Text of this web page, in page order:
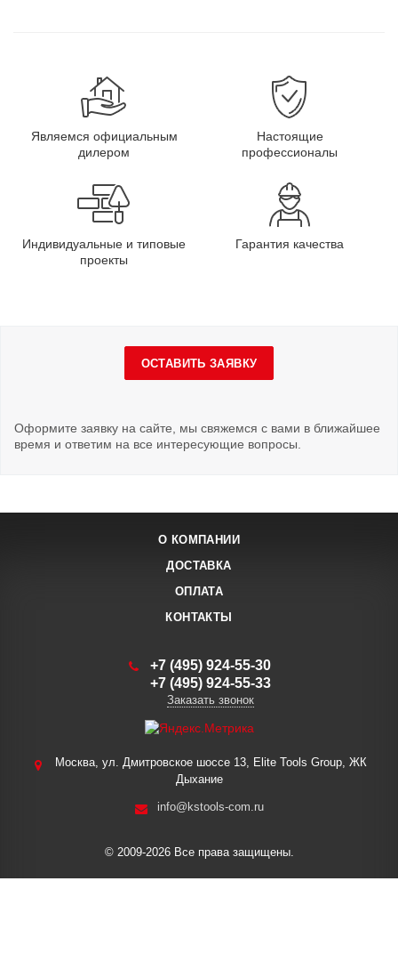
Являемся официальным
дилером
Настоящие
профессионалы
Индивидуальные и типовые
проекты
Гарантия качества
ОСТАВИТЬ ЗАЯВКУ
Оформите заявку на сайте, мы свяжемся с вами в ближайшее
время и ответим на все интересующие вопросы.
О КОМПАНИИ
ДОСТАВКА
ОПЛАТА
КОНТАКТЫ
+7 (495) 924-55-30
+7 (495) 924-55-33
Заказать звонок
Москва, ул. Дмитровское шоссе 13, Elite Tools Group, ЖК
Дыхание
info@kstools-com.ru
© 2009-2026 Все права защищены.